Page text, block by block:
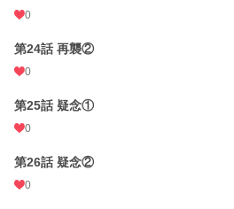
0
第24話 再襲②
0
第25話 疑念①
0
第26話 疑念②
0